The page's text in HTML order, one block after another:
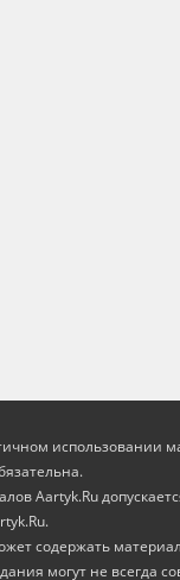
использовании
Aartyk.Ru
содержать
могут не всегда